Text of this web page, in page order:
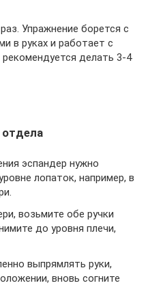
Упражнение борется с
в руках и работает с
делать 3-4
отдела
эспандер нужно
лопаток, например, в
возьмите обе ручки
до уровня плечи,
выпрямлять руки,
вновь согните